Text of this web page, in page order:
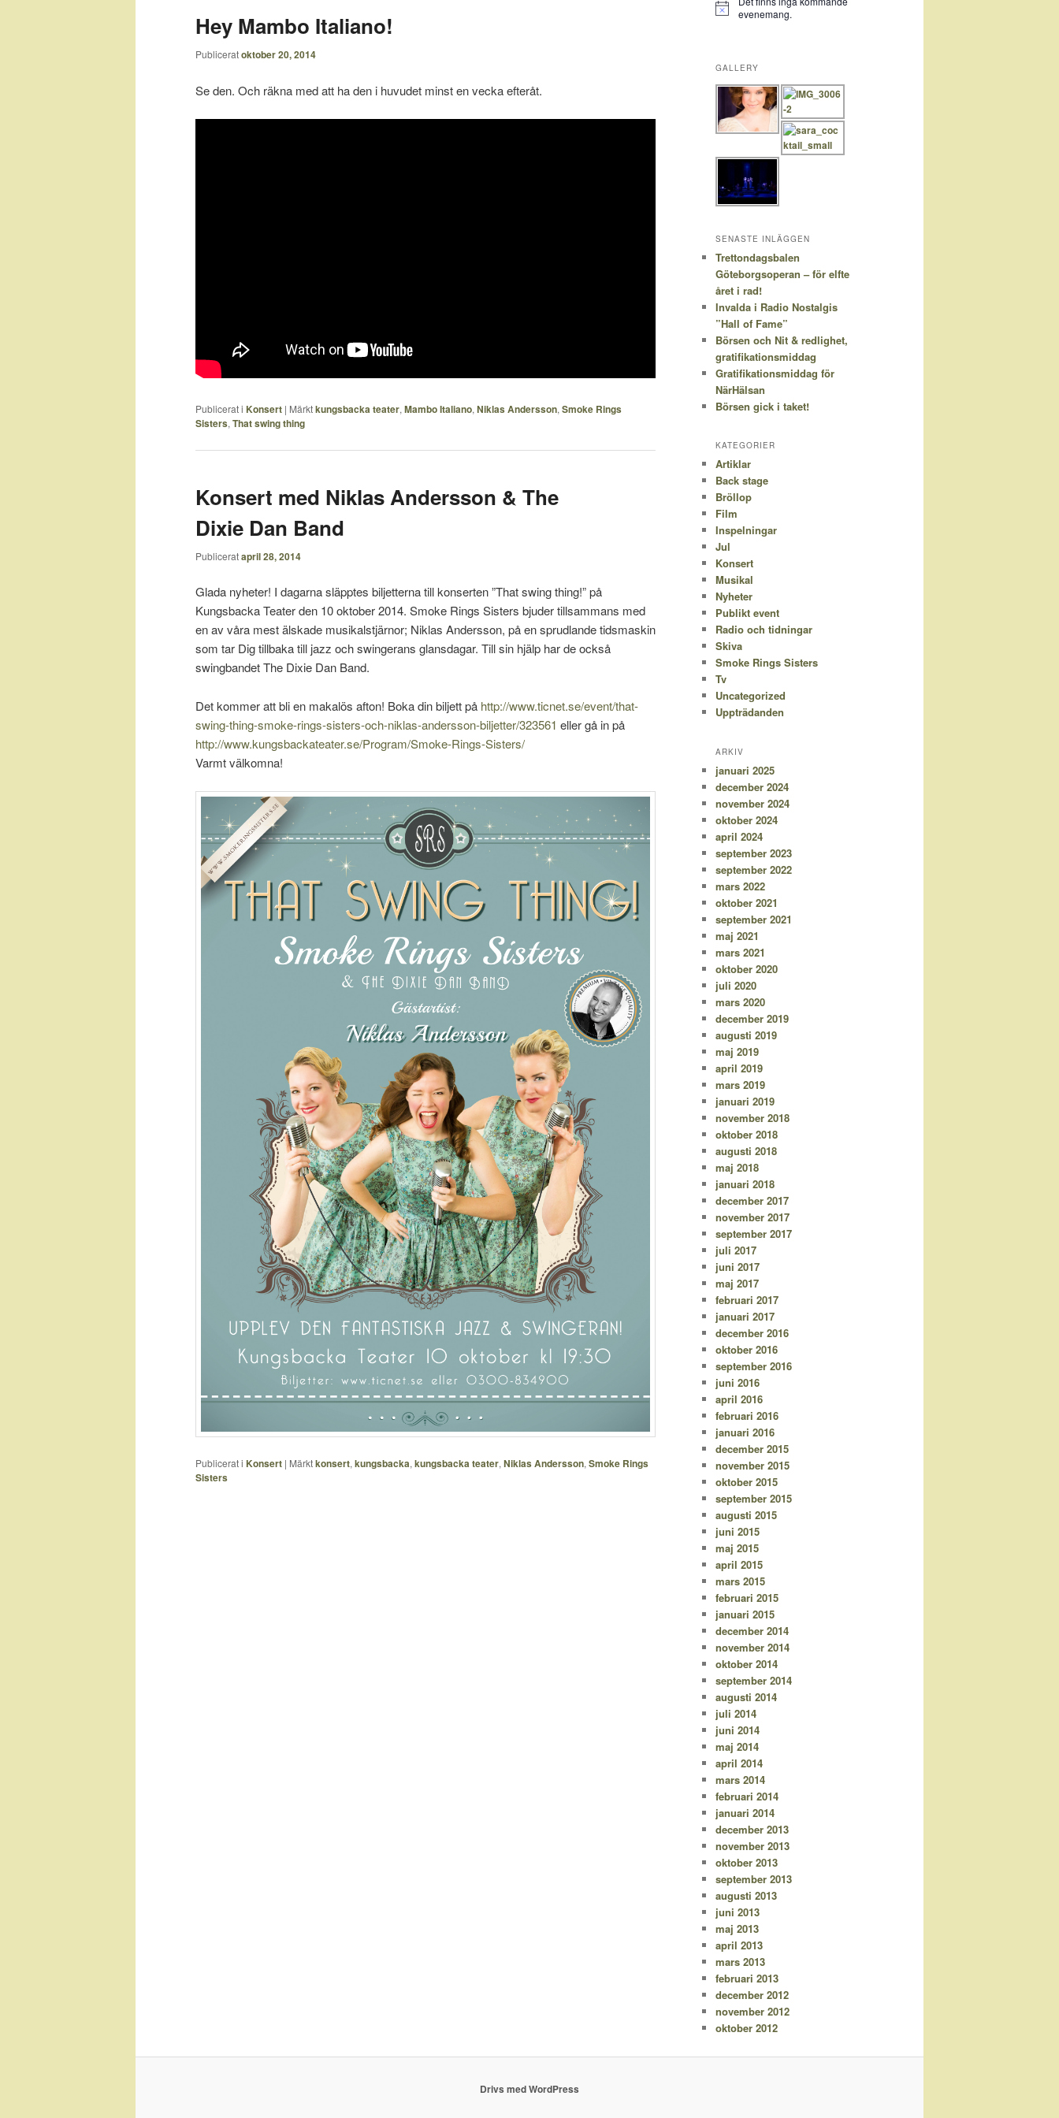
Hey Mambo Italiano!
Publiceratoktober 20, 2014
Se den. Och räkna med att ha den i huvudet minst en vecka efteråt.
Publicerat i Konsert | Märktkungsbacka teater, Mambo Italiano, Niklas Andersson, Smoke Rings
Sisters, That swing thing
Konsert med Niklas Andersson & The
Dixie Dan Band
Publiceratapril 28, 2014
Glada nyheter! I dagarna släpptes biljetterna till konserten ”That swing thing!” på
Kungsbacka Teater den 10 oktober 2014. Smoke Rings Sisters bjuder tillsammans med
en av våra mest älskade musikalstjärnor; Niklas Andersson, på en sprudlande tidsmaskin
som tar Dig tillbaka till jazz och swingerans glansdagar. Till sin hjälp har de också
swingbandet The Dixie Dan Band.
Det kommer att bli en makalös afton! Boka din biljett på http://www.ticnet.se/event/that-
swing-thing-smoke-rings-sisters-och-niklas-andersson-biljetter/323561 eller gå in på
http://www.kungsbackateater.se/Program/Smoke-Rings-Sisters/
Varmt välkomna!
Publicerat i Konsert | Märktkonsert, kungsbacka, kungsbacka teater, Niklas Andersson, Smoke Rings
Sisters
Notis
evenemang.
GALLERY
SENASTE INLÄGGEN
Trettondagsbalen
Göteborgsoperan – för elfte
året i rad!
Invalda i Radio Nostalgis
”Hall of Fame”
Börsen och Nit & redlighet,
gratifikationsmiddag
Gratifikationsmiddag för
NärHälsan
Börsen gick i taket!
KATEGORIER
Artiklar
Back stage
Bröllop
Film
Inspelningar
Jul
Konsert
Musikal
Nyheter
Publikt event
Radio och tidningar
Skiva
Smoke Rings Sisters
Tv
Uncategorized
Uppträdanden
ARKIV
januari 2025
december 2024
november 2024
oktober 2024
april 2024
september 2023
september 2022
mars 2022
oktober 2021
september 2021
maj 2021
mars 2021
oktober 2020
juli 2020
mars 2020
december 2019
augusti 2019
maj 2019
april 2019
mars 2019
januari 2019
november 2018
oktober 2018
augusti 2018
maj 2018
januari 2018
december 2017
november 2017
september 2017
juli 2017
juni 2017
maj 2017
februari 2017
januari 2017
december 2016
oktober 2016
september 2016
juni 2016
april 2016
februari 2016
januari 2016
december 2015
november 2015
oktober 2015
september 2015
augusti 2015
juni 2015
maj 2015
april 2015
mars 2015
februari 2015
januari 2015
december 2014
november 2014
oktober 2014
september 2014
augusti 2014
juli 2014
juni 2014
maj 2014
april 2014
mars 2014
februari 2014
januari 2014
december 2013
november 2013
oktober 2013
september 2013
augusti 2013
juni 2013
maj 2013
april 2013
mars 2013
februari 2013
december 2012
november 2012
oktober 2012
Drivs med WordPress